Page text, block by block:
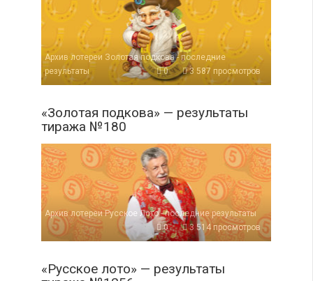
Архив лотереи Золотая подкова - последние
результаты
0 3 587 просмотров
«Золотая подкова» — результаты
тиража №180
Архив лотереи Русское Лото - последние результаты
0
3 514 просмотров
«Русское лото» — результаты